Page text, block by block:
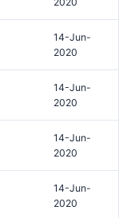
14-Jun-
2020
14-Jun-
2020
14-Jun-
2020
14-Jun-
2020